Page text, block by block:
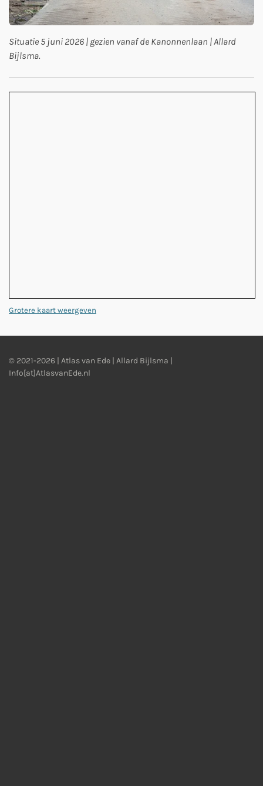
Situatie 5 juni 2026 | gezien vanaf de Kanonnenlaan | Allard
Bijlsma.
Grotere kaart weergeven
© 2021-2026 | Atlas van Ede | Allard Bijlsma |
Info[at]AtlasvanEde.nl